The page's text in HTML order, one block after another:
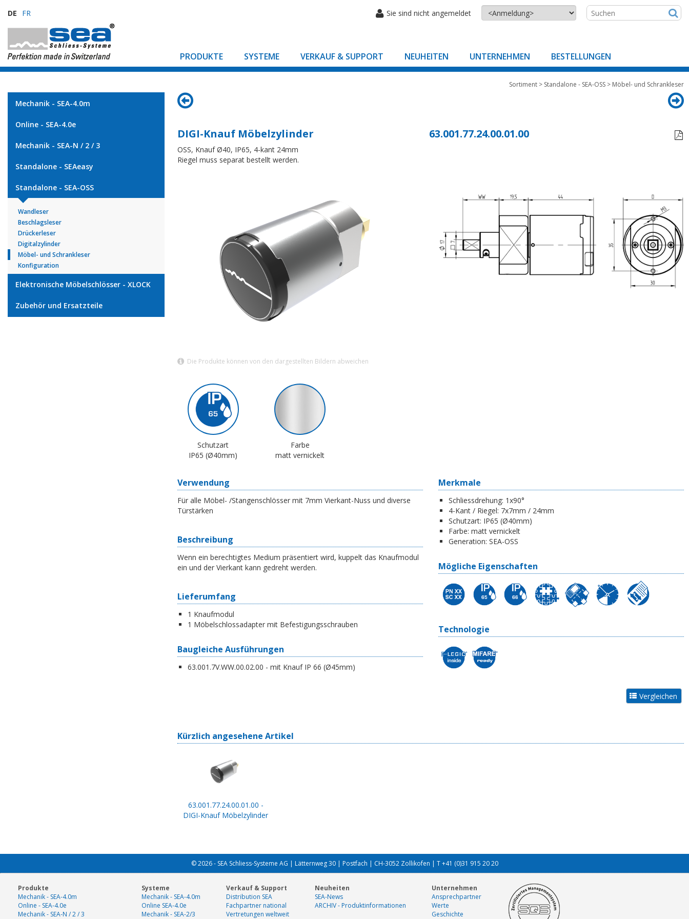
DE FR Sie sind nicht angemeldet
PRODUKTE SYSTEME VERKAUF & SUPPORT NEUHEITEN UNTERNEHMEN BESTELLUNGEN
Mechanik - SEA-4.0m
Online - SEA-4.0e
Mechanik - SEA-N / 2 / 3
Standalone - SEAeasy
Standalone - SEA-OSS
Wandleser
Beschlagsleser
Drückerleser
Digitalzylinder
Möbel- und Schrankleser
Konfiguration
Elektronische Möbelschlösser - XLOCK
Zubehör und Ersatzteile
Sortiment > Standalone - SEA-OSS > Möbel- und Schrankleser
DIGI-Knauf Möbelzylinder 63.001.77.24.00.01.00

OSS, Knauf Ø40, IP65, 4-kant 24mm
Riegel muss separat bestellt werden.
Die Produkte können von den dargestellten Bildern abweichen
Schutzart
IP65 (Ø40mm)
Farbe
matt vernickelt
Verwendung
Für alle Möbel- /Stangenschlösser mit 7mm Vierkant-Nuss und diverse
Türstärken
Beschreibung
Wenn ein berechtigtes Medium präsentiert wird, kuppelt das Knaufmodul
ein und der Vierkant kann gedreht werden.
Lieferumfang
1 Knaufmodul
1 Möbelschlossadapter mit Befestigungsschrauben
Baugleiche Ausführungen
63.001.7V.WW.00.02.00 - mit Knauf IP 66 (Ø45mm)
Merkmale
Schliessdrehung: 1x90°
4-Kant / Riegel: 7x7mm / 24mm
Schutzart: IP65 (Ø40mm)
Farbe: matt vernickelt
Generation: SEA-OSS
Mögliche Eigenschaften
Technologie
Kürzlich angesehene Artikel
63.001.77.24.00.01.00 -
DIGI-Knauf Möbelzylinder
© 2026 - SEA Schliess-Systeme AG | Lätternweg 30 | Postfach | CH-3052 Zollikofen | T +41 (0)31 915 20 20
Produkte
Mechanik - SEA-4.0m
Online - SEA-4.0e
Mechanik - SEA-N / 2 / 3
Systeme
Mechanik - SEA-4.0m
Online SEA-4.0e
Mechanik - SEA-2/3
Verkauf & Support
Distribution SEA
Fachpartner national
Vertretungen weltweit
Neuheiten
SEA-News
ARCHIV - Produktinformationen
Unternehmen
Ansprechpartner
Werte
Geschichte